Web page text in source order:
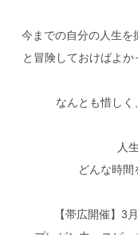
今までの自分の人生を
と冒険しておけばよか
なんとも惜しく
人
どんな時間
【帯広開催】3